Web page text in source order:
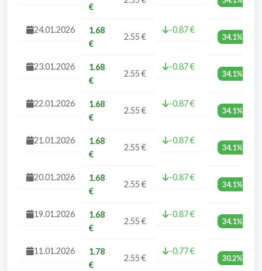
€
24.01.2026
1.68
€
2.55 €
-0.87 €
34.1%
23.01.2026
1.68
€
2.55 €
-0.87 €
34.1%
22.01.2026
1.68
€
2.55 €
-0.87 €
34.1%
21.01.2026
1.68
€
2.55 €
-0.87 €
34.1%
20.01.2026
1.68
€
2.55 €
-0.87 €
34.1%
19.01.2026
1.68
€
2.55 €
-0.87 €
34.1%
11.01.2026
1.78
€
2.55 €
-0.77 €
30.2%